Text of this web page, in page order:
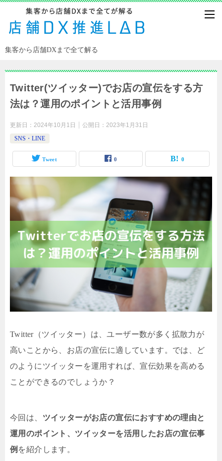
集客から店舗DXまで全て解る
Twitter(ツイッター)でお店の宣伝をする方
法は？運用のポイントと活用事例
更新日： 2024年10月1日 公開日： 2023年1月31日
SNS・LINE
Tweet 0 0
Twitter（ツイッター）は、ユーザー数が多く拡散力が
高いことから、お店の宣伝に適しています。では、ど
のようにツイッターを運用すれば、宣伝効果を高める
ことができるのでしょうか？
今回は、 ツイッターがお店の宣伝におすすめの理由と
運用のポイント、ツイッターを活用したお店の宣伝事
例 を紹介します。